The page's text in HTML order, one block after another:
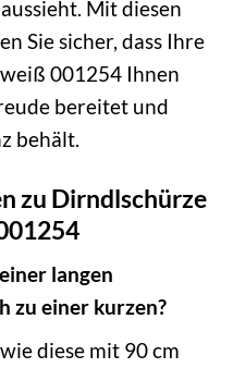
Mit diesen
Sie sicher, dass Ihre
001254 Ihnen
bereitet und
behält.
zu Dirndlschürze
langen
zu einer kurzen?
diese mit 90 cm